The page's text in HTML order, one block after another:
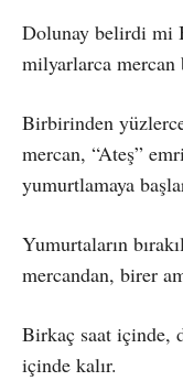
Dolunay belirdi mi
milyarlarca mercan
Birbirinden
mercan, “Ateş”
yumurtlamaya
Yumurtaların
mercandan, birer
Birkaç saat içinde,
içinde kalır.